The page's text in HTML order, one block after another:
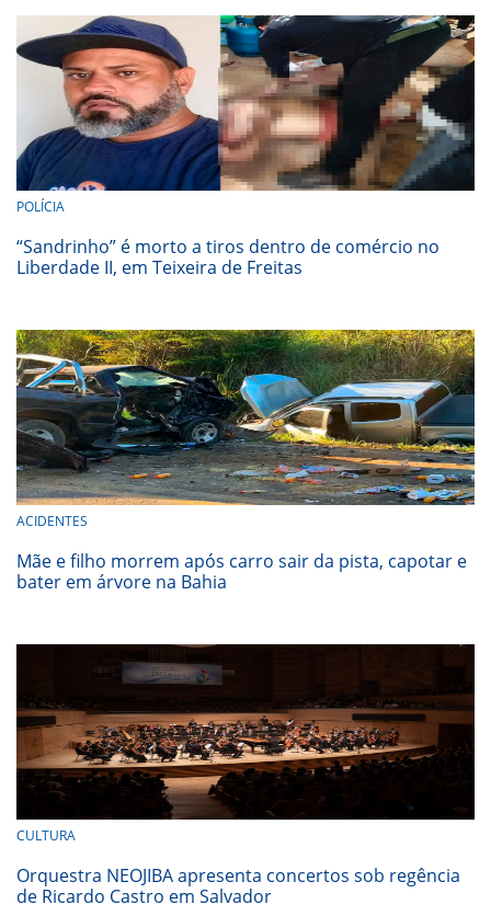
POLÍCIA
“Sandrinho” é morto a tiros dentro de comércio no
Liberdade II, em Teixeira de Freitas
ACIDENTES
Mãe e filho morrem após carro sair da pista, capotar e
bater em árvore na Bahia
CULTURA
Orquestra NEOJIBA apresenta concertos sob regência
de Ricardo Castro em Salvador